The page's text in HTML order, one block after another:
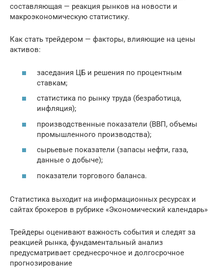
составляющая — реакция рынков на новости и
макроэкономическую статистику.
Как стать трейдером — факторы, влияющие на цены
активов:
заседания ЦБ и решения по процентным
ставкам;
статистика по рынку труда (безработица,
инфляция);
производственные показатели (ВВП, объемы
промышленного производства);
сырьевые показатели (запасы нефти, газа,
данные о добыче);
показатели торгового баланса.
Статистика выходит на информационных ресурсах и
сайтах брокеров в рубрике «Экономический календарь»
Трейдеры оценивают важность события и следят за
реакцией рынка, фундаментальный анализ
предусматривает среднесрочное и долгосрочное
прогнозирование